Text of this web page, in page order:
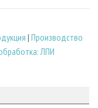
| Производство
ЛПИ